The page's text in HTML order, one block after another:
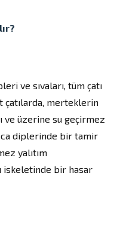
ve sıvaları, tüm çatı
çatılarda, merteklerin
ve üzerine su geçirmez
diplerinde bir tamir
yalıtım
iskeletinde bir hasar